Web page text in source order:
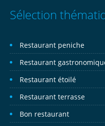
Sélection
Restaurant peniche
Restaurant
Restaurant étoilé
Restaurant terrasse
Bon restaurant